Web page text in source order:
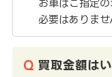
お車はご指定
必要はありませ
買取金額は